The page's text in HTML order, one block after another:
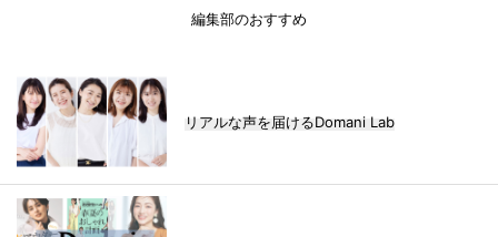
編集部のおすすめ
リアルな声を届けるDomani Lab